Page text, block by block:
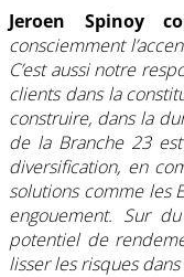
Jeroen Spinoy
consciemment
C’est aussi notre
clients dans la
construire, dans la
de la Branche 23
diversification, en
solutions comme les
engouement. Sur
potentiel de
lisser les risques